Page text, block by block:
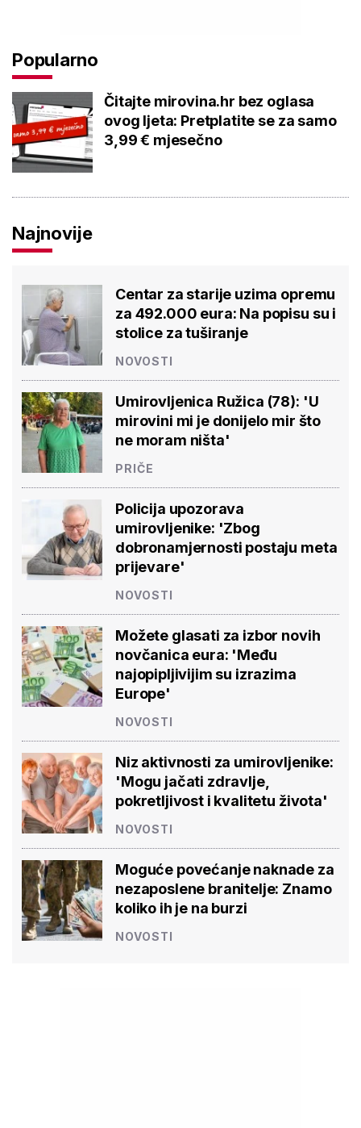
Popularno
Čitajte mirovina.hr bez oglasa
ovog ljeta: Pretplatite se za samo
3,99 € mjesečno
Najnovije
Centar za starije uzima opremu
za 492.000 eura: Na popisu su i
stolice za tuširanje
NOVOSTI
Umirovljenica Ružica (78): 'U
mirovini mi je donijelo mir što
ne moram ništa'
PRIČE
Policija upozorava
umirovljenike: 'Zbog
dobronamjernosti postaju meta
prijevare'
NOVOSTI
Možete glasati za izbor novih
novčanica eura: 'Među
najopipljivijim su izrazima
Europe'
NOVOSTI
Niz aktivnosti za umirovljenike:
'Mogu jačati zdravlje,
pokretljivost i kvalitetu života'
NOVOSTI
Moguće povećanje naknade za
nezaposlene branitelje: Znamo
koliko ih je na burzi
NOVOSTI